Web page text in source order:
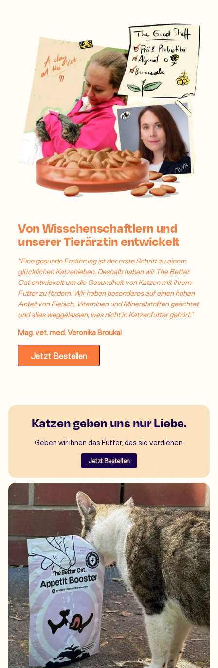
Von Wisschenschaftlern und
unserer Tierärztin entwickelt
"Eine gesunde Ernährung ist der erste Schritt zu einem
glücklichen Katzenleben. Deshalb haben wir The Better
Cat entwickelt um die Gesundheit von Katzen mit ihrem
Futter zu fördern. Wir haben besonderes auf einen hohen
Anteil von Fleisch, Vitaminen und Mineralstoffen geachtet
und alles weggelassen, was nicht in Katzenfutter gehört."
Mag. vet. med. Veronika Broukal
Jetzt Bestellen
Katzen geben uns nur Liebe.
Geben wir ihnen das Futter, das sie verdienen.
Jetzt Bestellen